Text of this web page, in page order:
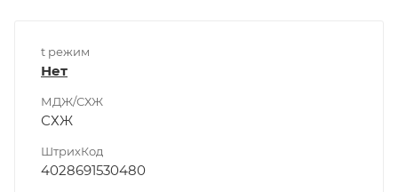
t режим
Нет
МДЖ/СХЖ
СХЖ
ШтрихКод
4028691530480